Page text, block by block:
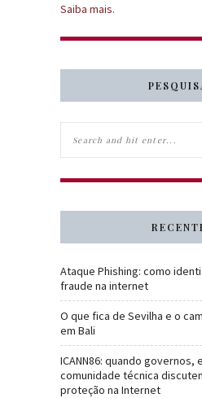
Saiba mais.
Ataque Phishing: como
fraude na internet
O que fica de Sevilha e o
em Bali
ICANN86: quando governos,
comunidade técnica
proteção na Internet